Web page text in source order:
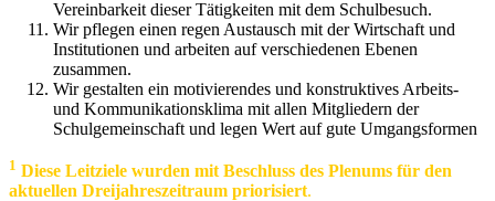
Vereinbarkeit dieser Tätigkeiten mit dem Schulbesuch.
Wir pflegen einen regen Austausch mit der Wirtschaft und
Institutionen und arbeiten auf verschiedenen Ebenen
zusammen.
Wir gestalten ein motivierendes und konstruktives Arbeits-
und Kommunikationsklima mit allen Mitgliedern der
Schulgemeinschaft und legen Wert auf gute Umgangsformen
1 Diese Leitziele wurden mit Beschluss des Plenums für den
aktuellen Dreijahreszeitraum priorisiert.